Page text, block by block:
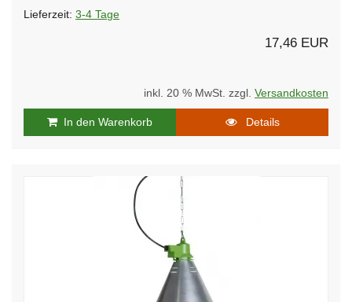
Lieferzeit: 3-4 Tage
17,46 EUR
inkl. 20 % MwSt. zzgl. Versandkosten
In den Warenkorb Details